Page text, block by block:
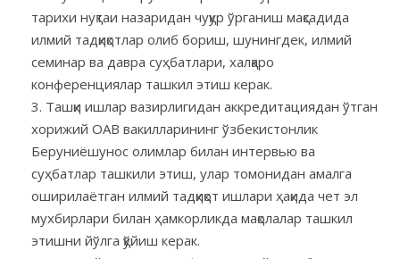
тарихи нуқтаи назаридан чуқур ўрганиш мақсадида
илмий тадқиқотлар олиб бориш, шунингдек, илмий
семинар ва давра суҳбатлари, халқаро
конференциялар ташкил этиш керак.
Ташқи ишлар вазирлигидан аккредитациядан ўтган
хорижий ОАВ вакилларининг ўзбекистонлик
Беруниёшунос олимлар билан интервью ва
суҳбатлар ташкили этиш, улар томонидан амалга
оширилаётган илмий тадқиқот ишлари ҳақида чет эл
мухбирлари билан ҳамкорликда мақолалар ташкил
этишни йўлга қўйиш керак.